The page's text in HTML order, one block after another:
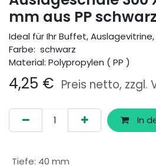
mm aus PP schwarz
Ideal für Ihr Buffet,
Farbe: schwarz
Material: Polypropylen ( PP )
4,25 € Preis netto, zzgl.
In
Tiefe: 40 mm